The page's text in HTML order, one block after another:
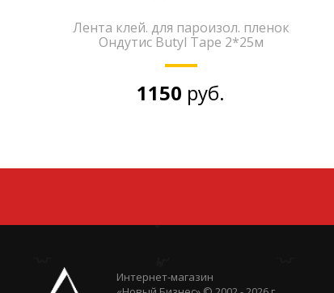
Лента клей. для пароизол. пленок
Ондутис Вutyl Tape 2*25м
1150 руб.
Интернет-магазин